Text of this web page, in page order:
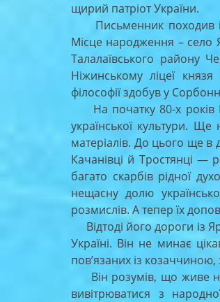
щирий патріот України.
Письменник походив із
Місце народження – село
Талалаївського району
Ніжинському ліцеї
філософії здобув у
На початку 80-х років
української культури.
матеріалів. До цього ще в
Качанівці й Тростянці —
багато скарбів рідної
нещасну долю
розмислів. А тепер їх
Відтоді його дороги із
Україні. Він не минає
пов’язаних із
Він розумів, що живе
вивітрюватися з